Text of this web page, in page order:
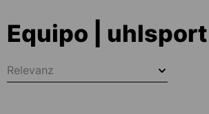
Equipo | uhlsport
Relevanz